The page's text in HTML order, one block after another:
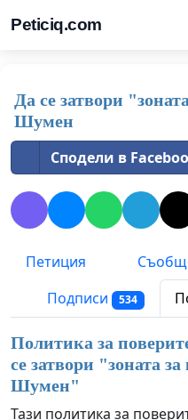
Peticiq.com
Да се затвори
Шумен
Сподели в
Петиция
Подписи 534
Политика за
се затвори "зоната
Шумен"
Тази политика за